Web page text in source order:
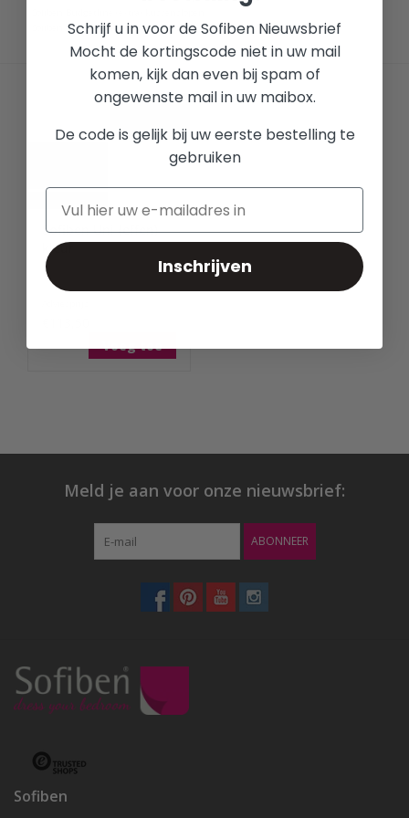
Sofiben Exclusive (extra) kussenslopen
Sofiben Uni (effen)
kleur
Voeg toe
Meld je aan voor onze nieuwsbrief:
ABONNEER
Sofiben
Schrijf u in voor de Sofiben Nieuwsbrief
Mocht de kortingscode niet in uw mail
komen, kijk dan even bij spam of
ongewenste mail in uw maibox.
De code is gelijk bij uw eerste bestelling te
gebruiken
Inschrijven